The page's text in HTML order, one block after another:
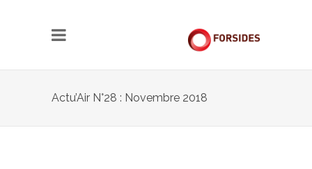
Actu’Air N°28 : Novembre 2018